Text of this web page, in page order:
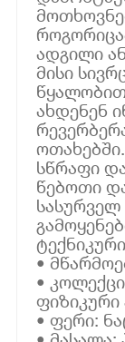
ადგილი
მისი
ახდენენ
სწრაფი
წებოთი
სასურველ
•
•
ფიზიკური
• ფერი: